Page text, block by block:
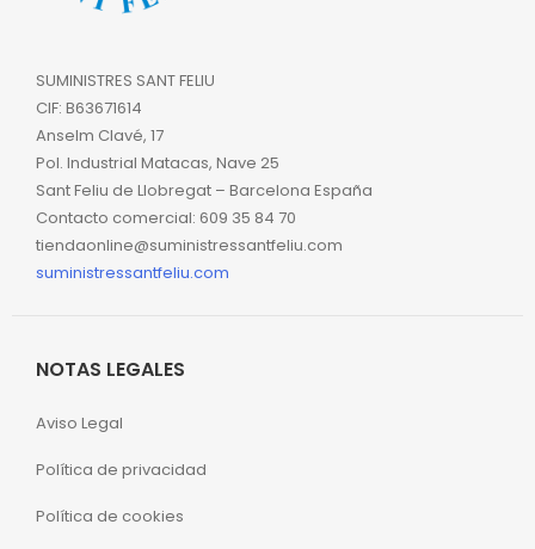
SUMINISTRES SANT FELIU
CIF: B63671614
Anselm Clavé, 17
Pol. Industrial Matacas, Nave 25
Sant Feliu de Llobregat – Barcelona España
Contacto comercial: 609 35 84 70
tiendaonline@suministressantfeliu.com
suministressantfeliu.com
NOTAS LEGALES
Aviso Legal
Política de privacidad
Política de cookies